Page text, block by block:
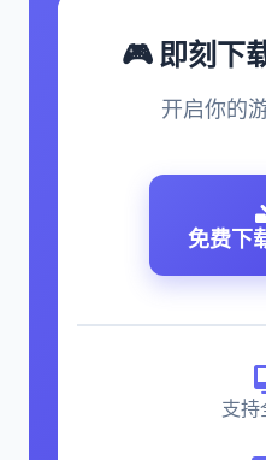
🎮 即刻下
开启你的
免费下
支持